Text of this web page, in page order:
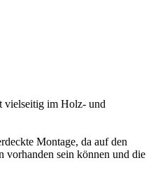
vielseitig im Holz- und
Montage, da auf den
vorhanden sein können und die